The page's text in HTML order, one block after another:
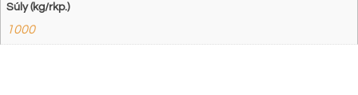
Súly (kg/rkp.)
1000